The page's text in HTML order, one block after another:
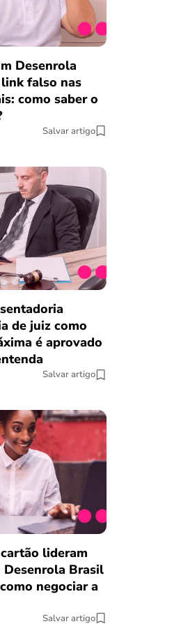
Salvar Ferramenta
Desenrola
falso nas
como saber o
Salvar artigo
de juiz como
é aprovado
Salvar artigo
lideram
Desenrola Brasil
negociar a
Salvar artigo